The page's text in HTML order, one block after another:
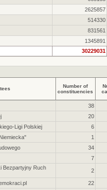
2625857
514330
831561
1345891
30229031
Number of
constituencies
38
20
Ligi Polskiej
6
1
34
7
Bezpartyjny Ruch
2
22